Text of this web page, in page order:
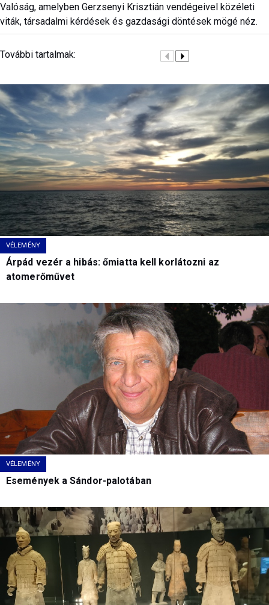
Valóság, amelyben Gerzsenyi Krisztián vendégeivel közéleti
viták, társadalmi kérdések és gazdasági döntések mögé néz.
További tartalmak:
VÉLEMÉNY
Árpád vezér a hibás: őmiatta kell korlátozni az
atomerőművet
VÉLEMÉNY
Események a Sándor-palotában